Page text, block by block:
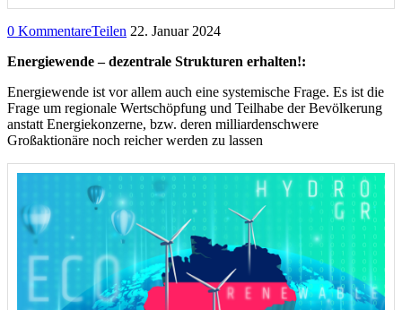
0 KommentareTeilen 22. Januar 2024
Energiewende – dezentrale Strukturen erhalten!:
Energiewende ist vor allem auch eine systemische Frage. Es ist die
Frage um regionale Wertschöpfung und Teilhabe der Bevölkerung
anstatt Energiekonzerne, bzw. deren milliardenschwere
Großaktionäre noch reicher werden zu lassen